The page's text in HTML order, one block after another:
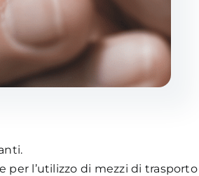
l’utilizzo di mezzi di trasporto